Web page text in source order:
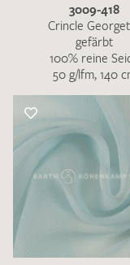
3009-418
Crincle
gefärbt
100% reine
50 g/lfm, 140